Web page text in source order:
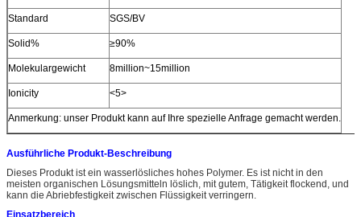
Standard SGS/BV
Solid% ≥90%
Molekulargewicht 8million~15million
Ionicity <5>
Anmerkung: unser Produkt kann auf Ihre spezielle Anfrage gemacht werden.
Ausführliche Produkt-Beschreibung
Dieses Produkt ist ein wasserlösliches hohes Polymer. Es ist nicht in den
meisten organischen Lösungsmitteln löslich, mit gutem, Tätigkeit flockend, und
kann die Abriebfestigkeit zwischen Flüssigkeit verringern.
Einsatzbereich